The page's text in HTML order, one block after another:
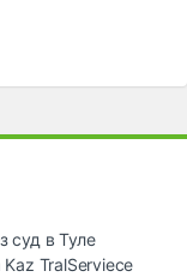
суд в Туле
TralServiece